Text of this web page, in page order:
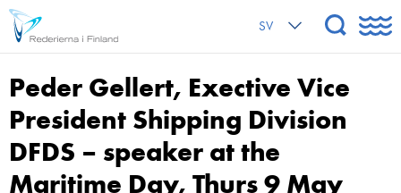
SV
Peder Gellert, Exective Vice
President Shipping Division
DFDS – speaker at the
Maritime Day, Thurs 9 May